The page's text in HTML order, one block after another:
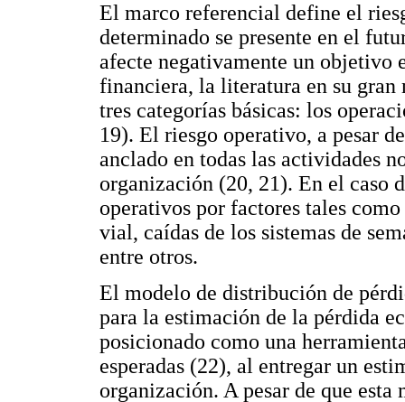
El marco referencial define el
determinado se presente en el
afecte negativamente un objetivo
financiera, la literatura en su gran
tres categorías básicas: los
19). El riesgo operativo, a pesar
anclado en todas las actividades
organización (20, 21). En el caso
operativos por factores tales
vial, caídas de los sistemas de
entre otros.
El modelo de distribución de
para la estimación de la pérdida
posicionado como una
esperadas (22), al entregar un
organización. A pesar de que